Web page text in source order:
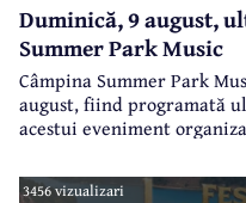
Duminică, 9 august,
Summer Park Music
Câmpina Summer Park
august, fiind programată
acestui eveniment
3456 vizualizari